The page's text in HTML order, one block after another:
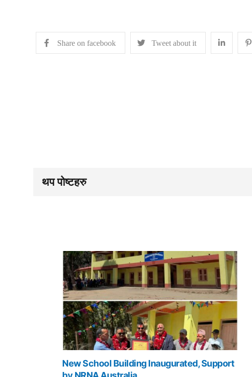
Share on facebook Tweet about it
थप पोष्टहरु
New School Building Inaugurated, Support